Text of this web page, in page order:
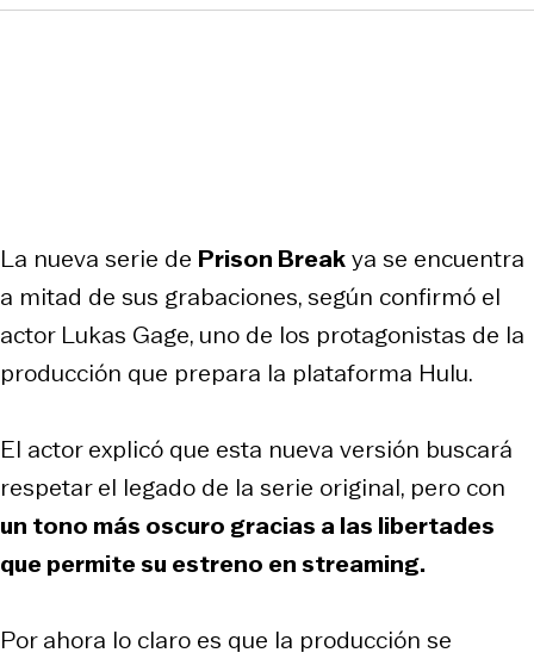
La nueva serie de Prison Breakya se encuentra
a mitad de sus grabaciones, según confirmó el
actor Lukas Gage, uno de los protagonistas de la
producción que prepara la plataforma Hulu.
El actor explicó que esta nueva versión buscará
respetar el legado de la serie original, pero con
un tono más oscuro gracias a las libertades
que permite su estreno en streaming.
Por ahora lo claro es que la producción se